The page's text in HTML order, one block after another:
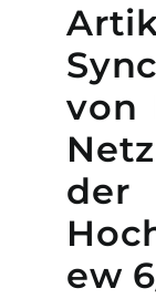
von
der
ew